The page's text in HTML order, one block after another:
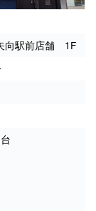
向駅前店舗 1F